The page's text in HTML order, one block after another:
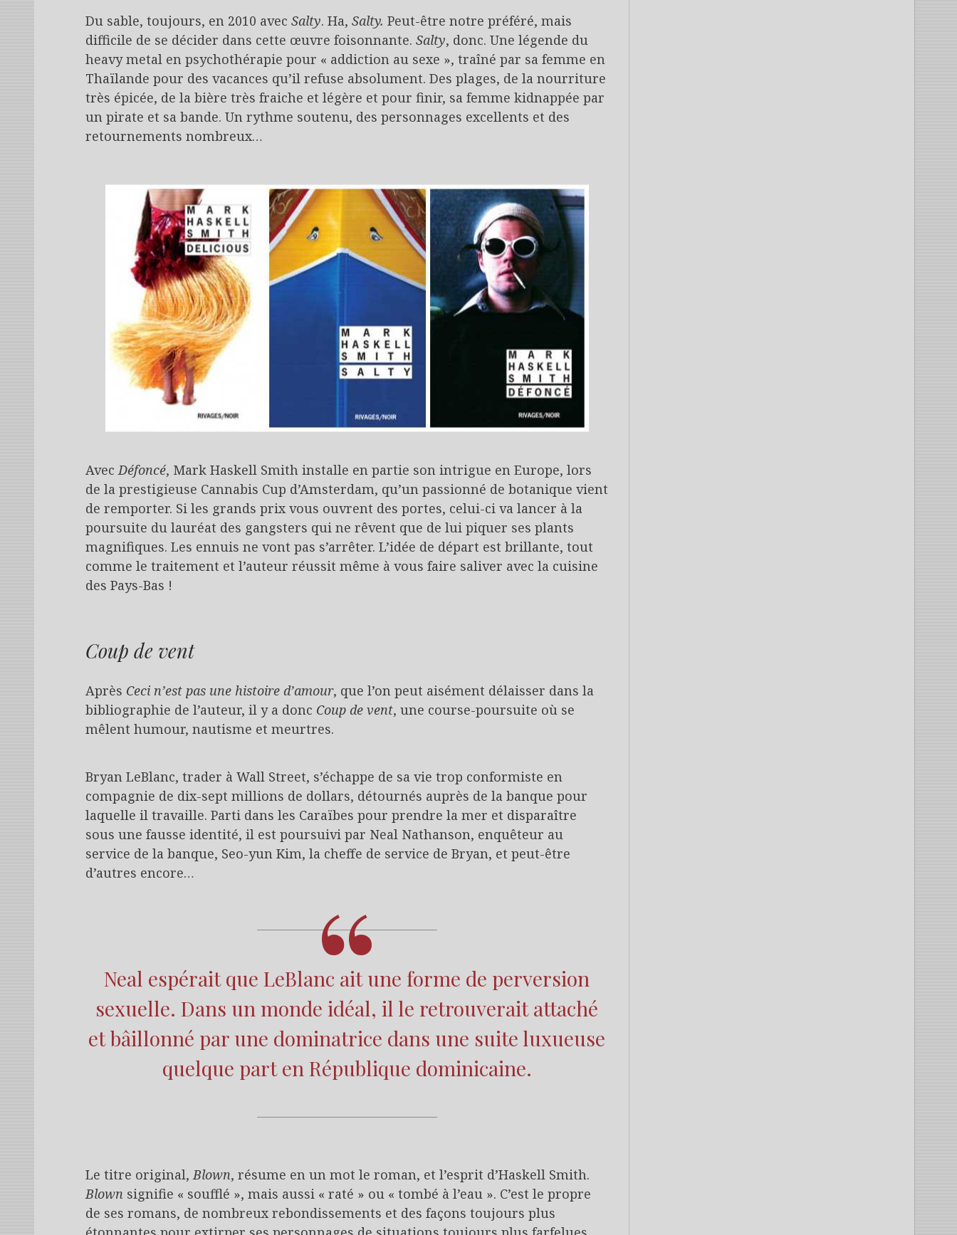
Du sable, toujours, en 2010 avec Salty. Ha, Salty. Peut-être notre préféré, mais
difficile de se décider dans cette œuvre foisonnante. Salty, donc. Une légende du
heavy metal en psychothérapie pour « addiction au sexe », traîné par sa femme en
Thaïlande pour des vacances qu’il refuse absolument. Des plages, de la nourriture
très épicée, de la bière très fraiche et légère et pour finir, sa femme kidnappée par
un pirate et sa bande. Un rythme soutenu, des personnages excellents et des
retournements nombreux…
AvecDéfoncé, Mark Haskell Smith installe en partie son intrigue en Europe, lors
de la prestigieuse Cannabis Cup d’Amsterdam, qu’un passionné de botanique vient
de remporter. Si les grands prix vous ouvrent des portes, celui-ci va lancer à la
poursuite du lauréat des gangsters qui ne rêvent que de lui piquer ses plants
magnifiques. Les ennuis ne vont pas s’arrêter. L’idée de départ est brillante, tout
comme le traitement et l’auteur réussit même à vous faire saliver avec la cuisine
des Pays-Bas !
Coup de vent
Après Ceci n’est pas une histoire d’amour, que l’on peut aisément délaisser dans la
bibliographie de l’auteur, il y a donc Coup de vent, une course-poursuite où se
mêlent humour, nautisme et meurtres.
Bryan LeBlanc, trader à Wall Street, s’échappe de sa vie trop conformiste en
compagnie de dix-sept millions de dollars, détournés auprès de la banque pour
laquelle il travaille. Parti dans les Caraïbes pour prendre la mer et disparaître
sous une fausse identité, il est poursuivi par Neal Nathanson, enquêteur au
service de la banque, Seo-yun Kim, la cheffe de service de Bryan, et peut-être
d’autres encore…
Neal espérait que LeBlanc ait une forme de perversion
sexuelle. Dans un monde idéal, il le retrouverait attaché
et bâillonné par une dominatrice dans une suite luxueuse
quelque part en République dominicaine.
Le titre original,Blown, résume en un mot le roman, et l’esprit d’Haskell Smith.
Blown signifie « soufflé », mais aussi « raté » ou « tombé à l’eau ». C’est le propre
de ses romans, de nombreux rebondissements et des façons toujours plus